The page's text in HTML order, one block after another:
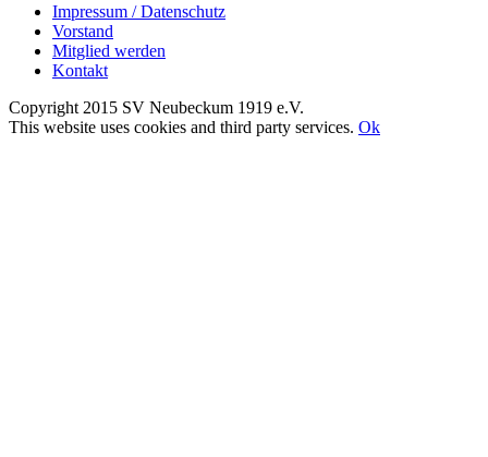
Impressum / Datenschutz
Vorstand
Mitglied werden
Kontakt
Copyright 2015 SV Neubeckum 1919 e.V.
Facebook
E-
Toggle
This website uses cookies and third party services. Ok